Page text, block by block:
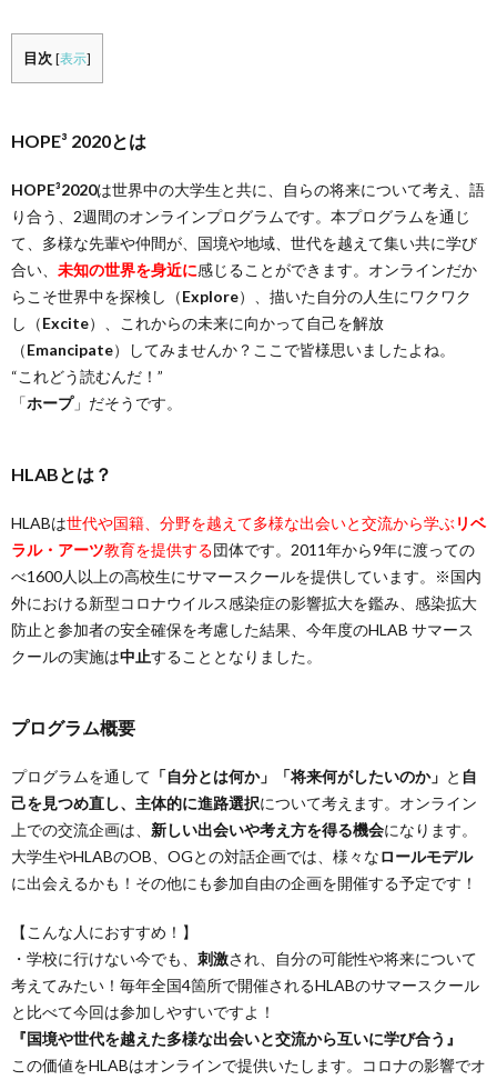
目次 [表示]
HOPE³ 2020とは
HOPE³2020は世界中の大学生と共に、自らの将来について考え、語
り合う、2週間のオンラインプログラムです。本プログラムを通じ
て、多様な先輩や仲間が、国境や地域、世代を越えて集い共に学び
合い、 未知の世界を身近に感じることができます。オンラインだか
らこそ世界中を探検し（Explore）、描いた自分の人生にワクワク
し（Excite）、これからの未来に向かって自己を解放
（Emancipate）してみませんか？ここで皆様思いましたよね。
“これどう読むんだ！”
「ホープ」だそうです。
HLABとは？
HLABは世代や国籍、分野を越えて多様な出会いと交流から学ぶ リベ
ラル・アーツ教育を提供する団体です。2011年から9年に渡っての
べ1600人以上の高校生にサマースクールを提供しています。※国内
外における新型コロナウイルス感染症の影響拡大を鑑み、感染拡大
防止と参加者の安全確保を考慮した結果、今年度のHLAB サマース
クールの実施は中止することとなりました。
プログラム概要
プログラムを通して 「自分とは何か」「将来何がしたいのか」 と 自
己を見つめ直し、主体的に進路選択について考えます。オンライン
上での交流企画は、 新しい出会いや考え方を得る機会になります。
大学生やHLABのOB、OGとの対話企画では、様々なロールモデル
に出会えるかも！その他にも参加自由の企画を開催する予定です！
【こんな人におすすめ！】
・学校に行けない今でも、 刺激され、自分の可能性や将来について
考えてみたい！毎年全国4箇所で開催されるHLABのサマースクール
と比べて今回は参加しやすいですよ！
『国境や世代を越えた多様な出会いと交流から互いに学び合う』
この価値をHLABはオンラインで提供いたします。コロナの影響でオ